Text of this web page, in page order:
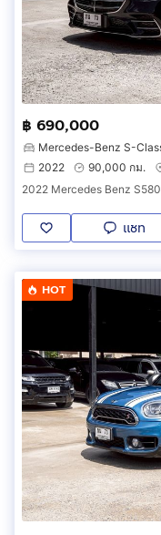
฿ 690,000
Mercedes-Benz S-
2022
90,000 กม.
2022 Mercedes Benz
แชท
HOT